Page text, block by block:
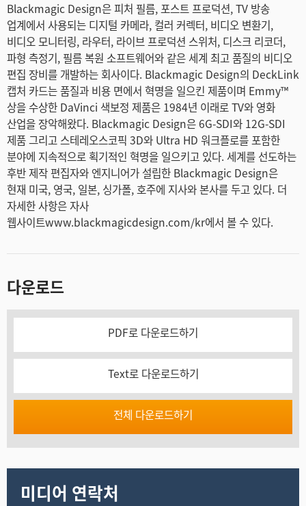
Blackmagic Design은 피처 필름, 포스트 프로덕션, TV 방송
업계에서 사용되는 디지털 카메라, 컬러 커렉터, 비디오 변환기,
비디오 모니터링, 라우터, 라이브 프로덕션 스위처, 디스크 리코더,
파형 측정기, 필름 복원 소프트웨어와 같은 세계 최고 품질의 비디오
편집 장비를 개발하는 회사이다. Blackmagic Design의 DeckLink
캡처 카드는 품질과 비용 면에서 혁명을 일으킨 제품이며 Emmy™
상을 수상한 DaVinci 색보정 제품은 1984년 이래로 TV와 영화
산업을 장악해왔다. Blackmagic Design은 6G-SDI와 12G-SDI
제품 그리고 스테레오스코픽 3D와 Ultra HD 워크플로를 포함한
분야에 지속적으로 획기적인 혁명을 일으키고 있다. 세계를 선도하는
후반 제작 편집자와 엔지니어가 설립한 Blackmagic Design은
현재 미국, 영국, 일본, 싱가폴, 호주에 지사와 본사를 두고 있다. 더
자세한 사항은 자사
웹사이트www.blackmagicdesign.com/kr에서 볼 수 있다.
다운로드
PDF로 다운로드하기
Text로 다운로드하기
전체 다운로드하기
미디어 연락처